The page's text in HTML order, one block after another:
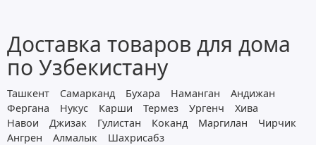
Доставка товаров для дома
по Узбекистану
Ташкент Самарканд Бухара Наманган
Андижан
Фергана
Нукус Карши Термез Ургенч
Хива
Навои
Джизак Гулистан Коканд Маргилан
Чирчик
Ангрен
Алмалык Шахрисабз